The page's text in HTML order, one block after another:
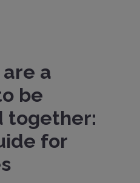
a
be
together:
for